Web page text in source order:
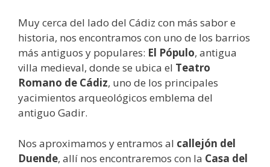
Muy cerca del lado del Cádiz con más sabor e
historia, nos encontramos con uno de los barrios
más antiguos y populares: El Pópulo, antigua
villa medieval, donde se ubica el Teatro
Romano de Cádiz, uno de los principales
yacimientos arqueológicos emblema del
antiguo Gadir.
Nos aproximamos y entramos al callejón del
Duende, allí nos encontraremos con la Casa del